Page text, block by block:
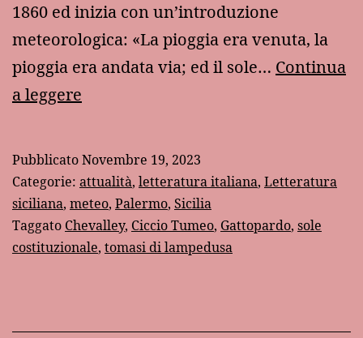
1860 ed inizia con un’introduzione
meteorologica: «La pioggia era venuta, la
pioggia era andata via; ed il sole… Continua
a leggere
“costituzionale”
PubblicatoNovembre 19, 2023
Categorie: attualità, letteratura italiana, Letteratura
siciliana, meteo, Palermo, Sicilia
Taggato Chevalley, Ciccio Tumeo, Gattopardo, sole
costituzionale, tomasi di lampedusa